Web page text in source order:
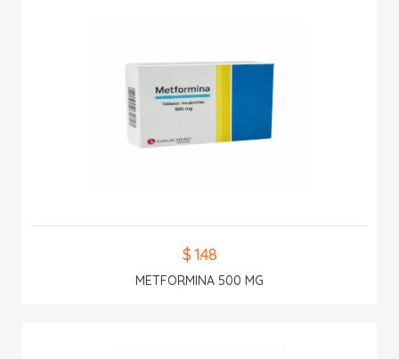
$ 1.48
METFORMINA 500 MG